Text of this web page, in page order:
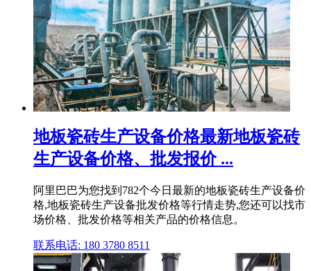
地板瓷砖生产设备价格最新地板瓷砖
生产设备价格、批发报价 ...
阿里巴巴为您找到782个今日最新的地板瓷砖生产设备价
格,地板瓷砖生产设备批发价格等行情走势,您还可以找市
场价格、批发价格等相关产品的价格信息。
联系电话: 180 3780 8511